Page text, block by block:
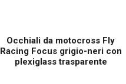
Occhiali da motocross Fly
Racing Focus grigio-neri con
plexiglass trasparente